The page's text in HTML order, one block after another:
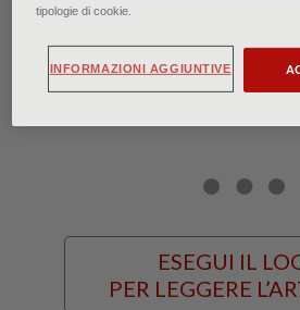
perfezione formale
stilisticamente nel
sua vita
ESEGUI IL
PER LEGGERE
tipologie di cookie.
INFORMAZIONI AGGIUNTIVE